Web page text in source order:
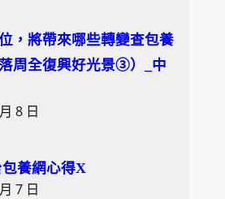
，將帶來哪些轉變查包養
周全復興好光景③）_中
8 日
養網心得X
7 日